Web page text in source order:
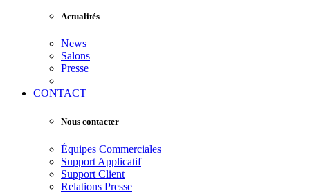
Actualités
News
Salons
Presse
CONTACT
Nous contacter
Équipes Commerciales
Support Applicatif
Support Client
Relations Presse